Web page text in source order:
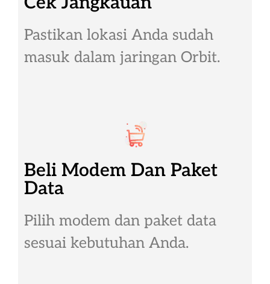
Pastikan lokasi Anda sudah
masuk dalam jaringan Orbit.
Beli Modem Dan Paket
Data
Pilih modem dan paket data
sesuai kebutuhan Anda.